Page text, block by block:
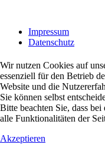
Impressum
Datenschutz
Wir nutzen Cookies auf
essenziell für den Betrieb
Website und die
Sie können selbst
Bitte beachten Sie, dass
alle Funktionalitäten der
Akzeptieren